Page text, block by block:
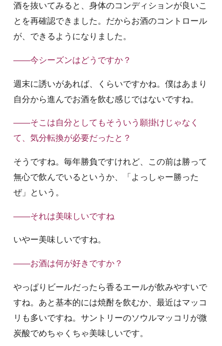
酒を抜いてみると、身体のコンディションが良いこ
とを再確認できました。だからお酒のコントロール
が、できるようになりました。
――今シーズンはどうですか？
週末に誘いがあれば、くらいですかね。僕はあまり
自分から進んでお酒を飲む感じではないですね。
――そこは自分としてもそういう願掛けじゃなく
て、気分転換が必要だったと？
そうですね。毎年勝負ですけれど、この前は勝って
無心で飲んでいるというか、「よっしゃー勝った
ぜ」という。
――それは美味しいですね
いやー美味しいですね。
――お酒は何が好きですか？
やっぱりビールだったら香るエールが飲みやすいで
すね。あと基本的には焼酎を飲むか、最近はマッコ
リも多いですね。サントリーのソウルマッコリが微
炭酸でめちゃくちゃ美味しいです。